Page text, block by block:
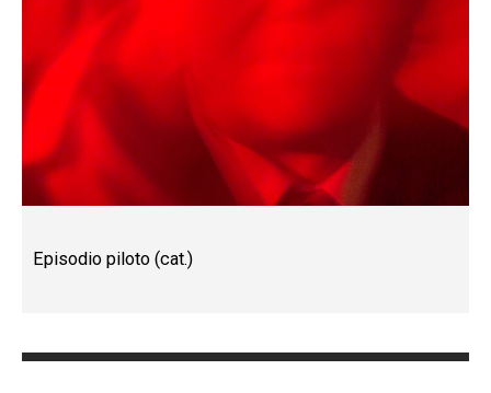
Episodio piloto (cat.)